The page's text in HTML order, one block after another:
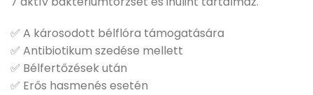
✅ A károsodott bélflóra támogatására
✅ Antibiotikum szedése mellett
✅ Bélfertőzések után
✅ Erős hasmenés esetén